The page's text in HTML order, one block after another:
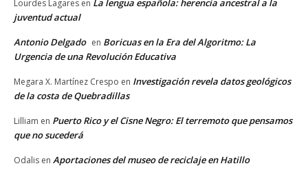
Lourdes Lagares en La lengua española: herencia ancestral a la
juventud actual
Antonio Delgado en Boricuas en la Era del Algoritmo: La
Urgencia de una Revolución Educativa
Megara X. Martínez Crespo en Investigación revela datos geológicos
de la costa de Quebradillas
Lilliam en Puerto Rico y el Cisne Negro: El terremoto que pensamos
que no sucederá
Odalis en Aportaciones del museo de reciclaje en Hatillo